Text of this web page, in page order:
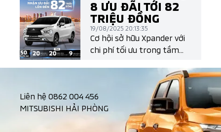
MITSUBISHI Ngày
31/5/2025 Tại 96 Nguyễn
Văn Trỗi_ T.TAn Lão_ Hải
Phòng “ Trân trọng cảm
ơn quý khách hàng đã
ngưỡng , trải nghiệm lái
thử các dòng xe làm
khuynh đảo thị trường.
8 ƯU ĐÃI TỚI 82
TRIỆU ĐỒNG
19/08/2025 20:13:35
Cơ hội sở hữu Xpander với
chi phí tối ưu trong tầm
đãi siêu hấp dẫn lên đến 82
triệu đồng (*) từ Mitsubishi
Motors Việt Nam
Liên hệ 0862 004 456
MITSUBISHI HẢI PHÒNG